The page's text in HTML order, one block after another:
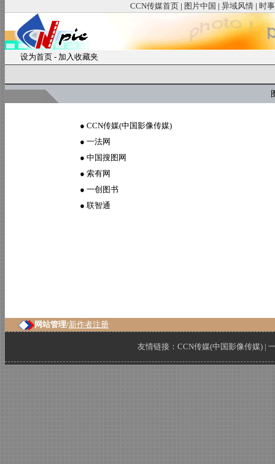
CCN传媒首页 | 图片中国 | 异域风情 | 时
设为首页 - 加入收藏夹
● CCN传媒(中国影像传媒)
● 一法网
● 中国搜图网
● 索有网
● 一创图书
● 联智通
网站管理/新作者注册
友情链接： CCN传媒(中国影像传媒) |